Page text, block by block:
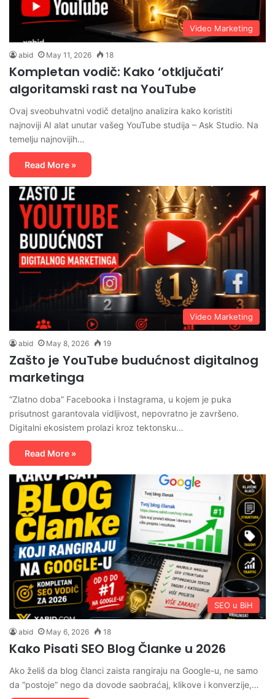
Video Marketing
abid May 11, 2026 18
Kompletan vodič: Kako ‘otključati’
algoritamski rast na YouTube
Ovaj sveobuhvatni vodič detaljno analizira kako koristiti
najnoviji AI alat unutar vašeg YouTube studija – Ask Studio. Na
temelju najnovijih…
Read More »
Video Marketing
abid May 8, 2026 19
Zašto je YouTube budućnost digitalnog
marketinga
“Zlatno doba” Facebooka i Instagrama, u kojem je puka
prisutnost garantovala vidljivost, nepovratno je završeno.
Digitalni ekosistem prolazi kroz tektonsku…
Read More »
SEO u BiH
abid May 6, 2026 18
Kako Pisati SEO Blog Članke u 2026
Ako želiš da blog članci zaista rangiraju na Google-u, ne samo
da “postoje” nego da dovode saobraćaj, klikove i konverzije,…